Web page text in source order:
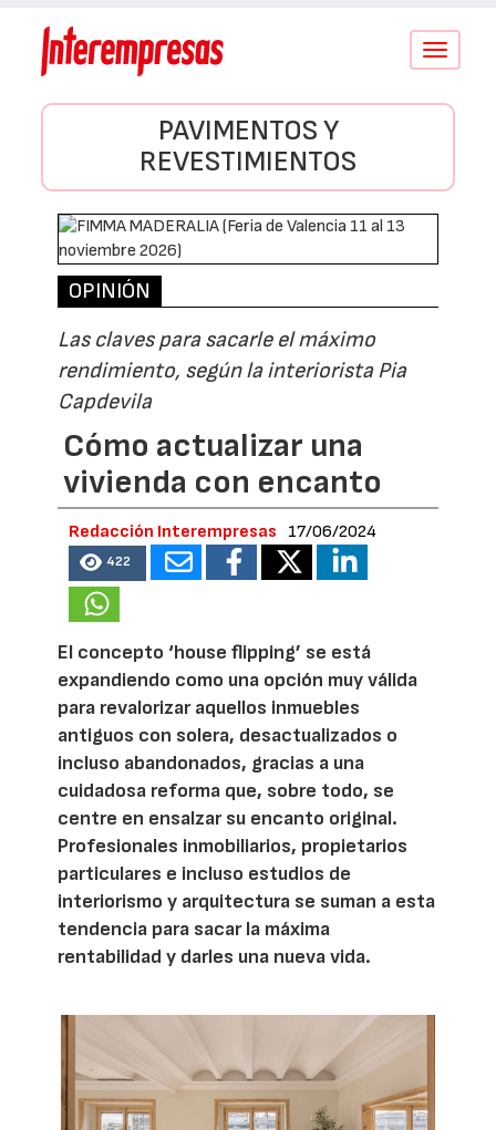
Conmutar
PAVIMENTOS Y
REVESTIMIENTOS
OPINIÓN
Las claves para sacarle el máximo
rendimiento, según la interiorista Pia
Capdevila
Cómo actualizar una
vivienda con encanto
Redacción Interempresas 17/06/2024
422
El concepto ‘house flipping’ se está
expandiendo como una opción muy válida
para revalorizar aquellos inmuebles
antiguos con solera, desactualizados o
incluso abandonados, gracias a una
cuidadosa reforma que, sobre todo, se
centre en ensalzar su encanto original.
Profesionales inmobiliarios, propietarios
particulares e incluso estudios de
interiorismo y arquitectura se suman a esta
tendencia para sacar la máxima
rentabilidad y darles una nueva vida.